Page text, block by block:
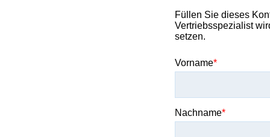
Füllen Sie dieses
Vertriebsspezialist
setzen.
Vorname
Nachname